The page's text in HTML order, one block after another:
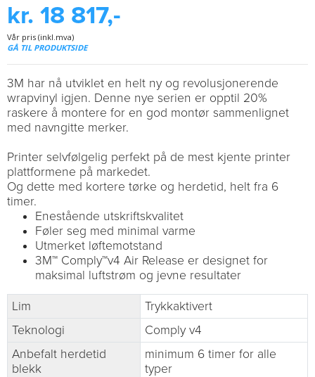
kr. 18 817,-
Vår pris (inkl.mva)
GÅ TIL PRODUKTSIDE
3M har nå utviklet en helt ny og revolusjonerende
wrapvinyl igjen. Denne nye serien er opptil 20%
raskere å montere for en god montør sammenlignet
med navngitte merker.
Printer selvfølgelig perfekt på de mest kjente printer
plattformene på markedet.
Og dette med kortere tørke og herdetid, helt fra 6
timer.
Enestående utskriftskvalitet
Føler seg med minimal varme
Utmerket løftemotstand
3M™ Comply™v4 Air Release er designet for
maksimal luftstrøm og jevne resultater
Lim
Trykkaktivert
Teknologi
Comply v4
Anbefalt herdetid
blekk
minimum 6 timer for alle
typer